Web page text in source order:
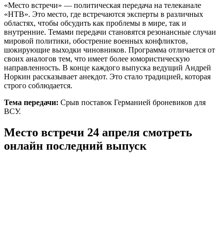
«Место встречи» — политическая передача на телеканале
«НТВ». Это место, где встречаются эксперты в различных
областях, чтобы обсудить как проблемы в мире, так и
внутренние. Темами передачи становятся резонансные случаи
мировой политики, обострение военных конфликтов,
шокирующие выходки чиновников. Программа отличается от
своих аналогов тем, что имеет более юмористическую
направленность. В конце каждого выпуска ведущий Андрей
Норкин рассказывает анекдот. Это стало традицией, которая
строго соблюдается.
Тема передачи: Срыв поставок Германией броневиков для
ВСУ.
Место встречи 24 апреля смотреть
онлайн последний выпуск